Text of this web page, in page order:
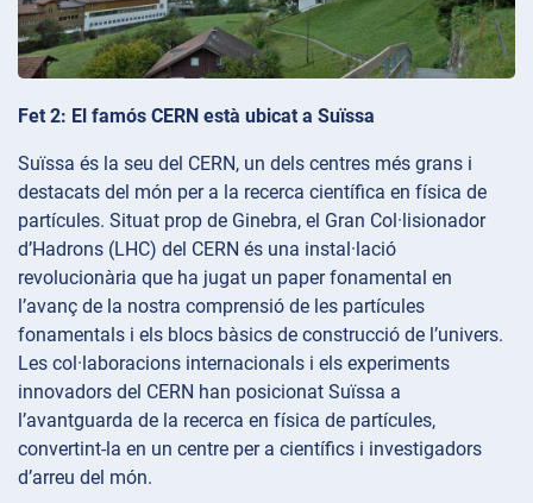
Fet 2: El famós CERN està ubicat a Suïssa
Suïssa és la seu del CERN, un dels centres més grans i
destacats del món per a la recerca científica en física de
partícules. Situat prop de Ginebra, el Gran Col·lisionador
d’Hadrons (LHC) del CERN és una instal·lació
revolucionària que ha jugat un paper fonamental en
l’avanç de la nostra comprensió de les partícules
fonamentals i els blocs bàsics de construcció de l’univers.
Les col·laboracions internacionals i els experiments
innovadors del CERN han posicionat Suïssa a
l’avantguarda de la recerca en física de partícules,
convertint-la en un centre per a científics i investigadors
d’arreu del món.